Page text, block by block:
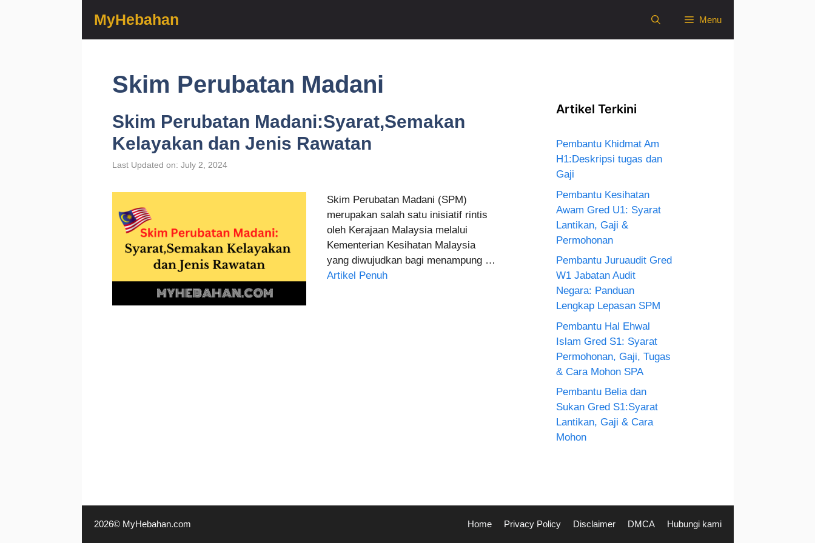
MyHebahan Menu
Skim Perubatan Madani
Skim Perubatan Madani:Syarat,Semakan
Kelayakan dan Jenis Rawatan
Last Updated on: July 2, 2024
Skim Perubatan Madani (SPM)
merupakan salah satu inisiatif rintis
oleh Kerajaan Malaysia melalui
Kementerian Kesihatan Malaysia
yang diwujudkan bagi menampung …
Artikel Penuh
Artikel Terkini
Pembantu Khidmat Am
H1:Deskripsi tugas dan
Gaji
Pembantu Kesihatan
Awam Gred U1: Syarat
Lantikan, Gaji &
Permohonan
Pembantu Juruaudit Gred
W1 Jabatan Audit
Negara: Panduan
Lengkap Lepasan SPM
Pembantu Hal Ehwal
Islam Gred S1: Syarat
Permohonan, Gaji, Tugas
& Cara Mohon SPA
Pembantu Belia dan
Sukan Gred S1:Syarat
Lantikan, Gaji & Cara
Mohon
Home Privacy Policy Disclaimer DMCA Hubungi kami
2026© MyHebahan.com